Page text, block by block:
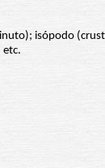
isópodo
etc.